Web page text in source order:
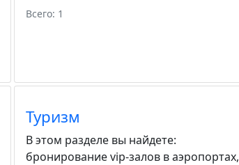
Всего: 1
Туризм
В этом разделе вы найдете:
бронирование vip-залов в аэропортах,